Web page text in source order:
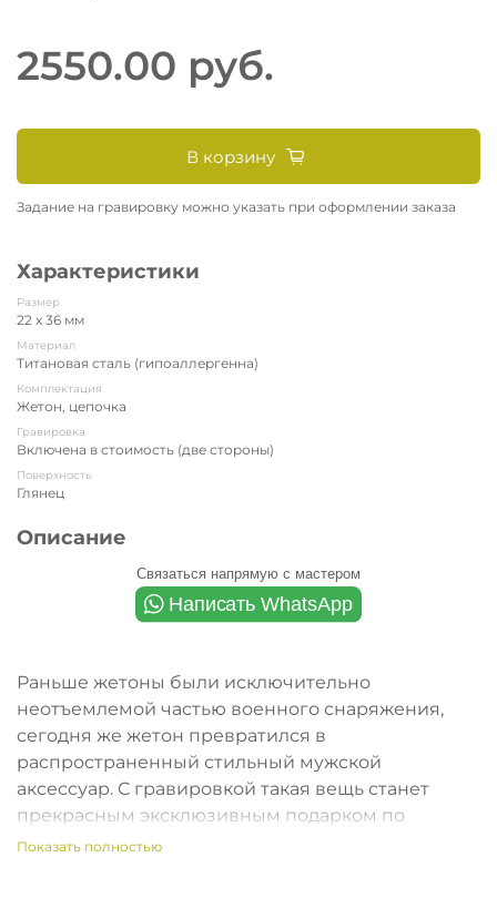
Задание на гравировку можно указать при оформлении заказа
2550.00 руб.
В корзину
Характеристики
Размер
22 x 36 мм
Материал
Титановая сталь (гипоаллергенна)
Комплектация
Жетон, цепочка
Гравировка
Включена в стоимость (две стороны)
Поверхность
Глянец
Описание
Связаться напрямую с мастером
Раньше жетоны были исключительно
неотъемлемой частью военного снаряжения,
сегодня же жетон превратился в
распространенный стильный мужской
аксессуар. С гравировкой такая вещь станет
прекрасным эксклюзивным подарком по
любому случаю.
Показать полностью